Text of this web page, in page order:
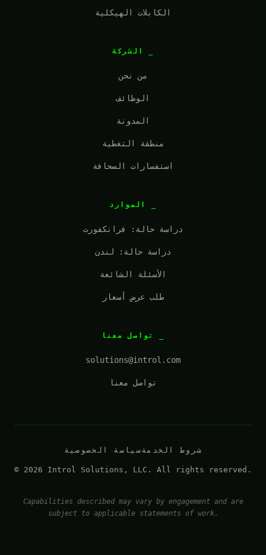
الكابلات الهيكلية
من نحن
الوظائف
المدونة
منطقة التغطية
استفسارات الصحافة
دراسة حالة: فرانكفورت
دراسة حالة: لندن
الأسئلة الشائعة
طلب عرض أسعار
solutions@introl.com
تواصل معنا
سياسة الخصوصيةشروط الخدمة
© 2026 Introl Solutions, LLC. All rights reserved.
Capabilities described may vary by engagement and are
subject to applicable statements of work.